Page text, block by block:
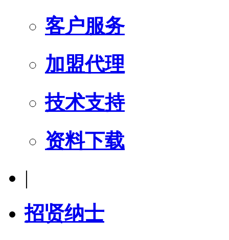
客户服务
加盟代理
技术支持
资料下载
|
招贤纳士